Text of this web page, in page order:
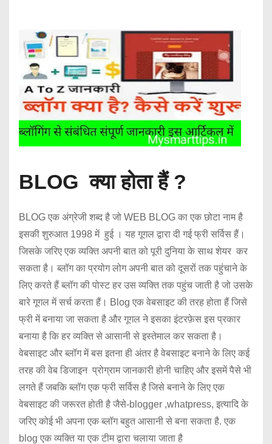
BLOG क्या होता हैं ?
BLOG एक अंग्रेजी शब्द है जो WEB BLOG का एक छोटा नाम है
इसकी शुरुआत 1998 में हुई । यह गूगल द्वारा दी गई फ्री सर्विस हैं।
जिसके जरिए एक व्यक्ति अपनी बात को पूरी दुनिया के साथ शेयर कर
सकता है। ब्लॉग का प्रयोग लोग अपनी बात को दूसरों तक पहुंचाने के
लिए करते हैं ब्लॉग की पोस्ट हर उस व्यक्ति तक पहुंच जाती है जो उसके
बारे गूगल में सर्च करता हैं। Blog एक वेबसाइट की तरह होता हैं जिसे
फ्री में बनाया जा सकता है और गूगल ने इसका इंटरफ़ेस इस प्रकार
बनाया है कि हर व्यक्ति से आसानी से इस्तेमाल कर सकता है।
वेबसाइट और ब्लॉग में बस इतना ही अंतर है वेबसाइट बनाने के लिए कई
तरह की वेब डिजाइन प्रोग्राम जानकारी होनी चाहिए और इसमें पैसे भी
लगते हैं जबकि ब्लॉग एक फ्री सर्विस है जिसे बनाने के लिए एक
वेबसाइट की जरूरत होती है जैसे-blogger ,whatpress, इत्यादि के
जरिए कोई भी अपना एक ब्लॉग बहुत आसानी से बना सकता है. एक
blog एक व्यक्ति या एक टीम द्वारा चलाया जाता है